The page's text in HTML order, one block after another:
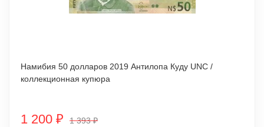
Намибия 50 долларов 2019 Антилопа Куду UNC /
коллекционная купюра
1 200 ₽ 1 393₽